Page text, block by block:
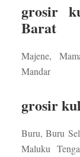
grosir
Barat
Majene,
Mandar
grosir
Buru, Buru
Maluku